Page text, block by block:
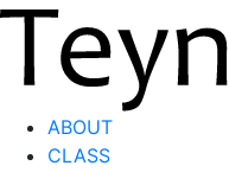
ABOUT
CLASS